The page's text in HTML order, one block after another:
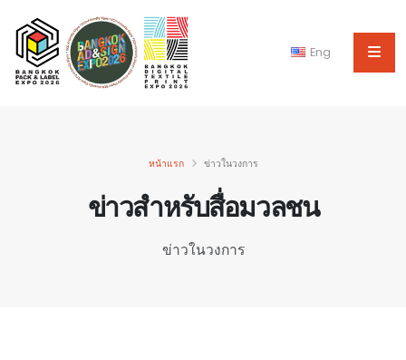
Eng
ข่าวสำหรับสื่อมวลชน
ข่าวในวงการ
หน้าแรก ข่าวในวงการ